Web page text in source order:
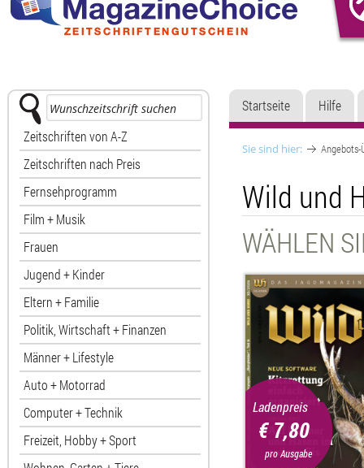
Zeitschriften von A-Z
Zeitschriften nach Preis
Fernsehprogramm
Film + Musik
Frauen
Jugend + Kinder
Eltern + Familie
Politik, Wirtschaft + Finanzen
Männer + Lifestyle
Auto + Motorrad
Computer + Technik
Freizeit, Hobby + Sport
Startseite Hilfe
Sie sind hier:
Wild und
WÄHLEN
Ladenpreis
€ 7,80
pro Ausgabe